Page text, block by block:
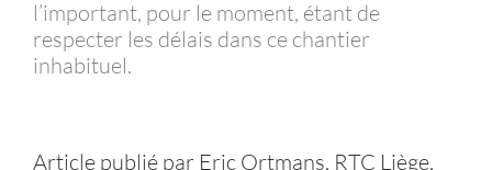
l’important, pour le moment, étant de
respecter les délais dans ce chantier
inhabituel.
Article publié par Eric Ortmans, RTC Liège,